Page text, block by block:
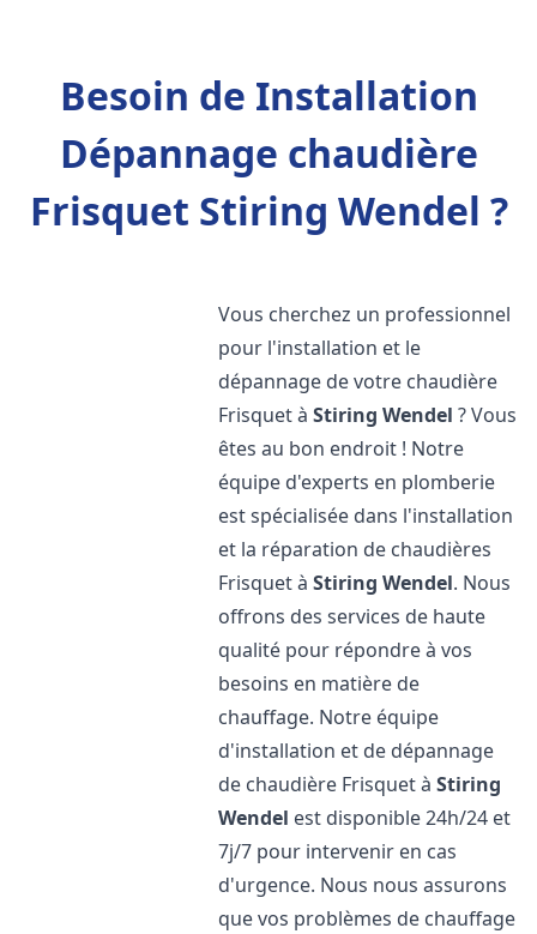
Besoin de Installation
Dépannage chaudière
Frisquet Stiring Wendel ?
Vous cherchez un professionnel
pour l'installation et le
dépannage de votre chaudière
Frisquet àStiring Wendel ? Vous
êtes au bon endroit ! Notre
équipe d'experts en plomberie
est spécialisée dans l'installation
et la réparation de chaudières
Frisquet àStiring Wendel. Nous
offrons des services de haute
qualité pour répondre à vos
besoins en matière de
chauffage. Notre équipe
d'installation et de dépannage
de chaudière Frisquet àStiring
Wendel est disponible 24h/24 et
7j/7 pour intervenir en cas
d'urgence. Nous nous assurons
que vos problèmes de chauffage